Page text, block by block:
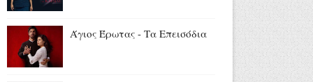
Δεκαπενταύγουστο και την
Άγιος Έρωτας - Τα Επεισόδια